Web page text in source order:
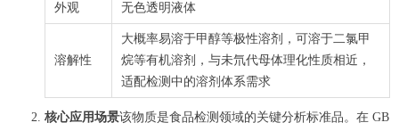
外观 无色透明液体
溶解性
大概率易溶于甲醇等极性溶剂，可溶于二氯甲
烷等有机溶剂，与未氘代母体理化性质相近，
适配检测中的溶剂体系需求
核心应用场景该物质是食品检测领域的关键分析标准品。在 GB